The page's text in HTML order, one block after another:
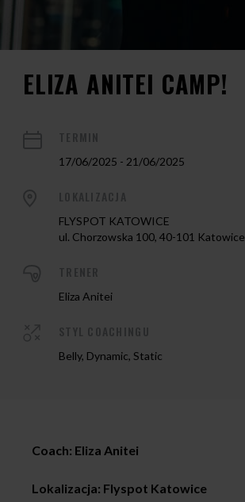
ELIZA ANITEI CAMP!
17/06/2025 - 21/06/2025
FLYSPOT KATOWICE
ul. Chorzowska 100, 40-101 Katowice
Eliza Anitei
Belly, Dynamic, Static
Coach: Eliza Anitei
Lokalizacja: Flyspot Katowice